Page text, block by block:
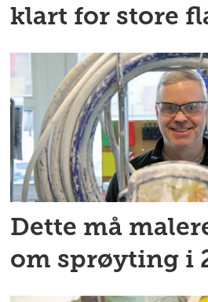
klart for store
Dette må
om sprøyting i